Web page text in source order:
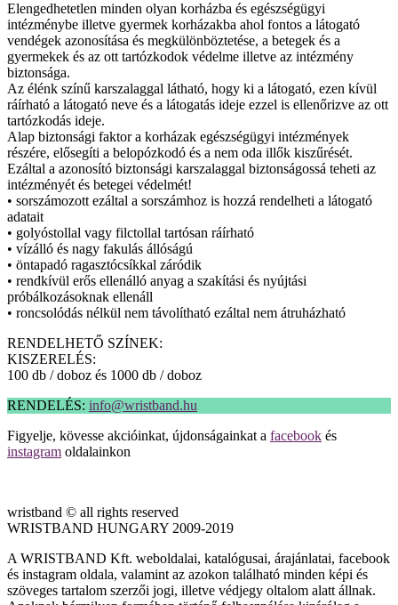
Elengedhetetlen minden olyan korházba és egészségügyi
intézménybe illetve gyermek korházakba ahol fontos a látogató
vendégek azonosítása és megkülönböztetése, a betegek és a
gyermekek és az ott tartózkodok védelme illetve az intézmény
biztonsága.
Az élénk színű karszalaggal látható, hogy ki a látogató, ezen kívül
ráírható a látogató neve és a látogatás ideje ezzel is ellenőrizve az ott
tartózkodás ideje.
Alap biztonsági faktor a korházak egészségügyi intézmények
részére, elősegíti a belopózkodó és a nem oda illők kiszűrését.
Ezáltal a azonosító biztonsági karszalaggal biztonságossá teheti az
intézményét és betegei védelmét!
• sorszámozott ezáltal a sorszámhoz is hozzá rendelheti a látogató
adatait
• golyóstollal vagy filctollal tartósan ráírható
• vízálló és nagy fakulás állóságú
• öntapadó ragasztócsíkkal záródik
• rendkívül erős ellenálló anyag a szakítási és nyújtási
próbálkozásoknak ellenáll
• roncsolódás nélkül nem távolítható ezáltal nem átruházható
RENDELHETŐ SZÍNEK:
KISZERELÉS:
100 db / doboz és 1000 db / doboz
RENDELÉS: info@wristband.hu
Figyelje, kövesse akcióinkat, újdonságainkat a facebook és
instagram oldalainkon
wristband © all rights reserved
WRISTBAND HUNGARY 2009-2019
A WRISTBAND Kft. weboldalai, katalógusai, árajánlatai, facebook
és instagram oldala, valamint az azokon található minden képi és
szöveges tartalom szerzői jogi, illetve védjegy oltalom alatt állnak.